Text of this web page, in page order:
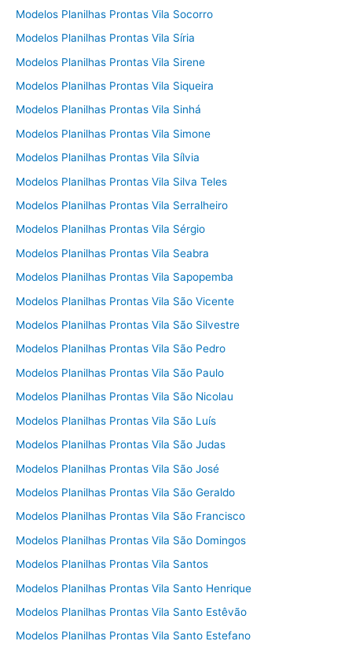
Modelos Planilhas Prontas Vila Socorro
Modelos Planilhas Prontas Vila Síria
Modelos Planilhas Prontas Vila Sirene
Modelos Planilhas Prontas Vila Siqueira
Modelos Planilhas Prontas Vila Sinhá
Modelos Planilhas Prontas Vila Simone
Modelos Planilhas Prontas Vila Sílvia
Modelos Planilhas Prontas Vila Silva Teles
Modelos Planilhas Prontas Vila Serralheiro
Modelos Planilhas Prontas Vila Sérgio
Modelos Planilhas Prontas Vila Seabra
Modelos Planilhas Prontas Vila Sapopemba
Modelos Planilhas Prontas Vila São Vicente
Modelos Planilhas Prontas Vila São Silvestre
Modelos Planilhas Prontas Vila São Pedro
Modelos Planilhas Prontas Vila São Paulo
Modelos Planilhas Prontas Vila São Nicolau
Modelos Planilhas Prontas Vila São Luís
Modelos Planilhas Prontas Vila São Judas
Modelos Planilhas Prontas Vila São José
Modelos Planilhas Prontas Vila São Geraldo
Modelos Planilhas Prontas Vila São Francisco
Modelos Planilhas Prontas Vila São Domingos
Modelos Planilhas Prontas Vila Santos
Modelos Planilhas Prontas Vila Santo Henrique
Modelos Planilhas Prontas Vila Santo Estêvão
Modelos Planilhas Prontas Vila Santo Estefano